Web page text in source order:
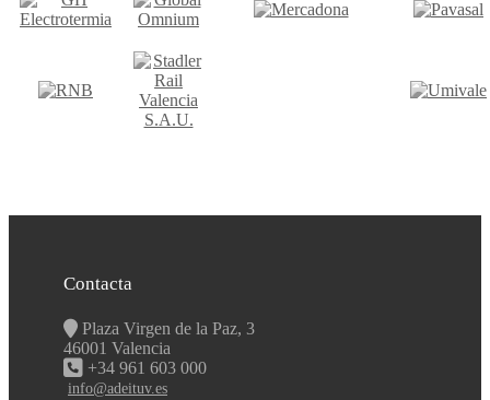
Contacta
Plaza Virgen de la Paz, 3
46001 Valencia
+34 961 603 000
info@adeituv.es